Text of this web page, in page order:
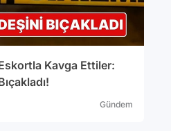
Eskortla Kavga Ettiler:
Gündem